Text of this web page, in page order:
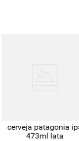
cerveja patagonia
473ml lata